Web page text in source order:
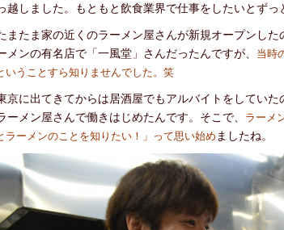
越しました。もともと飲食業界で仕事をしたいとずっ
たま家の近くのラーメン屋さんが新規オープンした
メンの有名店で「一風堂」さんだったんですが、 当時
いうことすら知りませんでした。笑
に出てきてからは居酒屋でもアルバイトをしていた
ーメン屋さんで働きはじめたんです。そこで、 ラーメ
ラーメンのことを知りたい！」って思い始め ましたね。